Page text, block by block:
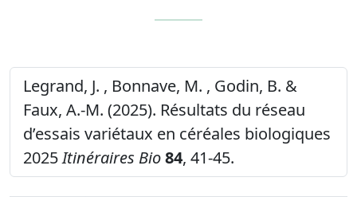
Legrand, J. , Bonnave, M. , Godin, B. &
Faux, A.-M. (2025). Résultats du réseau
d’essais variétaux en céréales biologiques
2025Itinéraires Bio84, 41-45.